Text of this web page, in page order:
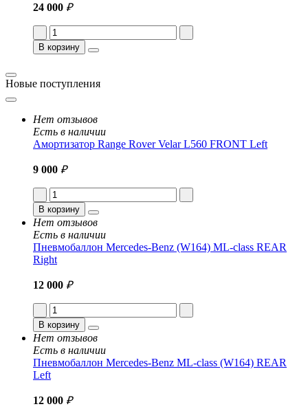
24 000 ₽
В корзину
Новые поступления
Нет отзывов
Есть в наличии
Амортизатор Range Rover Velar L560 FRONT Left
9 000 ₽
В корзину
Нет отзывов
Есть в наличии
Пневмобаллон Mercedes-Benz (W164) ML-class REAR
Right
12 000 ₽
В корзину
Нет отзывов
Есть в наличии
Пневмобаллон Mercedes-Benz ML-class (W164) REAR
Left
12 000 ₽